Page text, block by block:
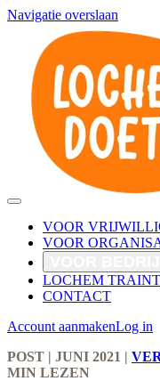
Navigatie overslaan
VOOR
VOOR
LOCHEM TRAINT
CONTACT
Account aanmakenLog in
POST | JUNI 2021 |
MIN LEZEN